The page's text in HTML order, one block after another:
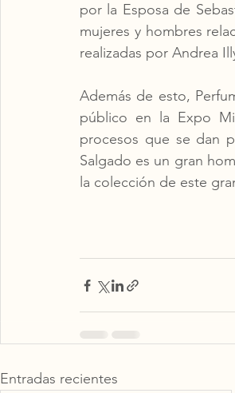
por la Esposa de
mujeres y hombres
realizadas por Andrea
Además de esto,
público en la Expo
procesos que se dan
Salgado es un gran
la colección de este
Entradas recientes